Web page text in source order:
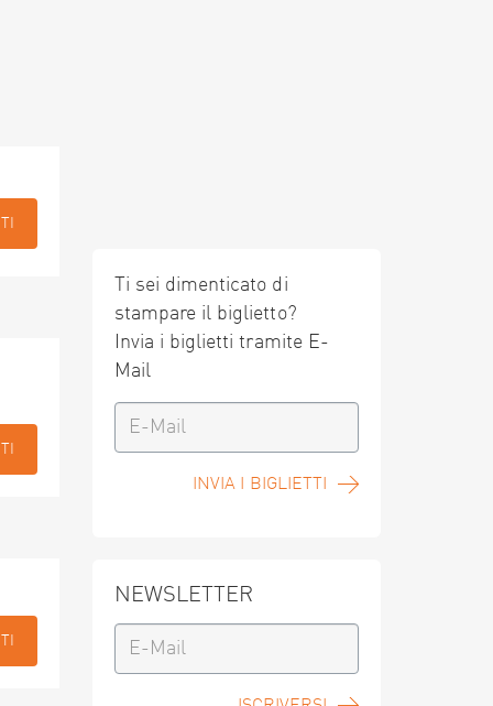
Ti sei dimenticato di
stampare il biglietto?
Invia i biglietti tramite E-
Mail
INVIA I BIGLIETTI
NEWSLETTER